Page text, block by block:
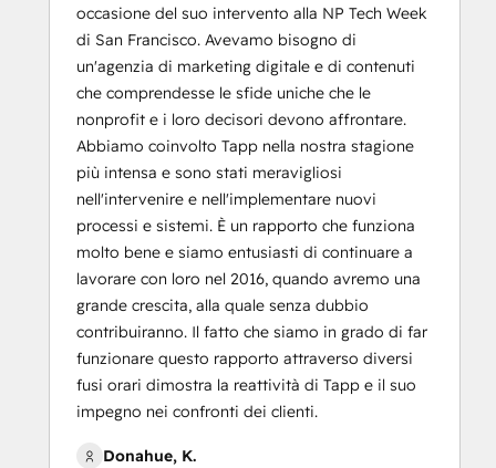
occasione del suo intervento alla NP Tech Week
di San Francisco. Avevamo bisogno di
un'agenzia di marketing digitale e di contenuti
che comprendesse le sfide uniche che le
nonprofit e i loro decisori devono affrontare.
Abbiamo coinvolto Tapp nella nostra stagione
più intensa e sono stati meravigliosi
nell'intervenire e nell'implementare nuovi
processi e sistemi. È un rapporto che funziona
molto bene e siamo entusiasti di continuare a
lavorare con loro nel 2016, quando avremo una
grande crescita, alla quale senza dubbio
contribuiranno. Il fatto che siamo in grado di far
funzionare questo rapporto attraverso diversi
fusi orari dimostra la reattività di Tapp e il suo
impegno nei confronti dei clienti.
Donahue, K.